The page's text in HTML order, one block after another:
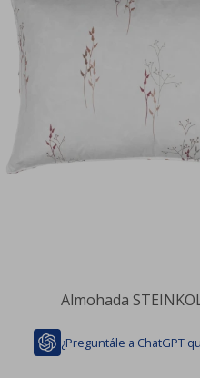
Almohada
¿Preguntále a ChatGPT